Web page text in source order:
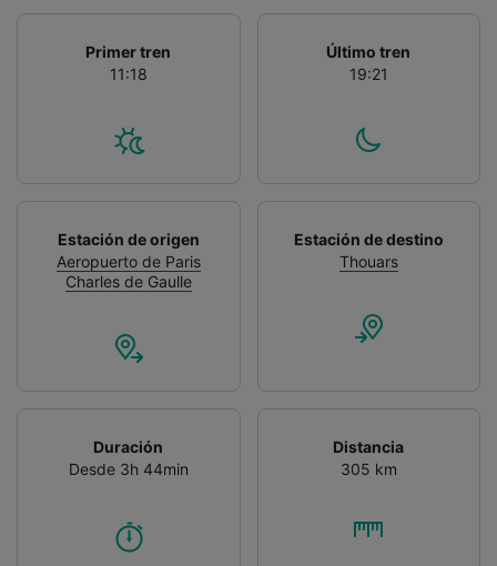
Primer tren
11:18
Último tren
19:21
Estación de origen
Aeropuerto de Paris
Charles de Gaulle
Estación de destino
Thouars
Duración
Desde 3h 44min
Distancia
305 km